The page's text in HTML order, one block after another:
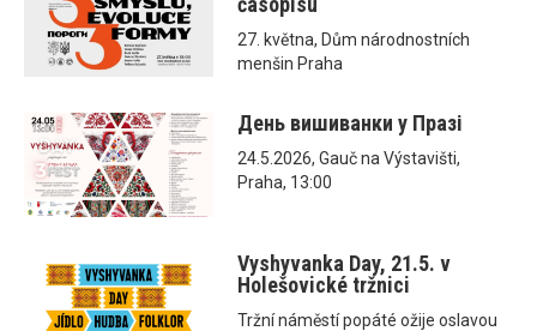
27. května, Dům národnostních
menšin Praha
День вишиванки у Празі
24.5.2026, Gauč na Výstavišti,
Praha, 13:00
Vyshyvanka Day, 21.5. v
Holešovické tržnici
Tržní náměstí popáté ožije oslavou